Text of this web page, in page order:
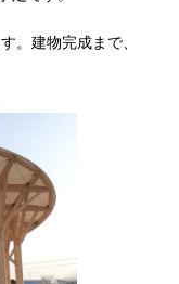
。建物完成まで、